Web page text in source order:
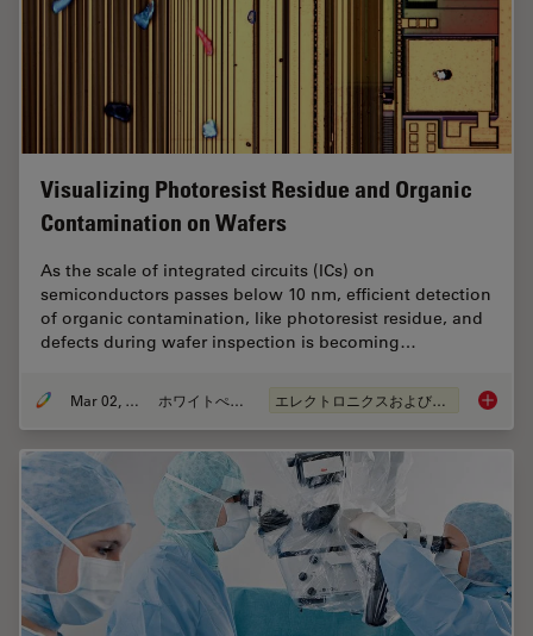
Visualizing Photoresist Residue and Organic
Contamination on Wafers
As the scale of integrated circuits (ICs) on
semiconductors passes below 10 nm, efficient detection
of organic contamination, like photoresist residue, and
defects during wafer inspection is becoming…
Mar 02, 2026 ホワイトぺーパー エレクトロニクスおよび半導体産業